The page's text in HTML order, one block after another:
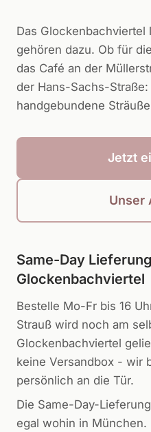
Das
gehören dazu. Ob für
das Café an der
der Hans-Sachs-
handgebundene
Jetzt
Unser
Same-Day
Glockenbachviertel
Bestelle Mo-Fr bis 16
Strauß wird noch am
Glockenbachviertel
keine Versandbox - wir
persönlich an die Tür.
Die Same-Day-
egal wohin in München.